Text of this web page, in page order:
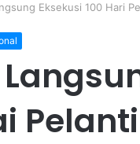
Eksekusi 100 Hari